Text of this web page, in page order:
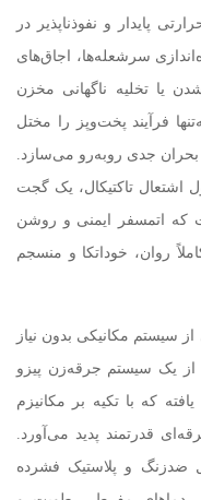
پایدار و نفوذناپذیر در
سرشعله‌ها، اجاق‌های
تخلیه ناگهانی مخزن
فرآیند پخت‌وپز را مختل
بحران جدی روبه‌رو می‌سازد.
اشتعال تاکتیکال، یک گجت
که اتمسفر ایمنی و روشن
روان، خوداتکا و منسجم
سیستم مکانیکی بدون نیاز
از یک سیستم جرقه‌زن پیزو
یافته که با تکیه بر مکانیزم
قدرتمند پدید می‌آورد.
ضدزنگ و پلاستیک فشرده